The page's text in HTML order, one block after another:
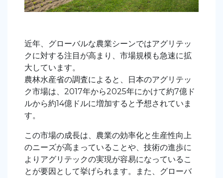
近年、グローバルな農業シーンではアグリテッ
クに対する注目が高まり、市場規模も急速に拡
大しています。
農林水産省の調査によると、日本のアグリテッ
ク市場は、2017年から2025年にかけて約7億ド
ルから約14億ドルに増加すると予想されていま
す。
この市場の成長は、農業の効率化と生産性向上
のニーズが高まっていることや、技術の進歩に
よりアグリテックの実現が容易になっているこ
とが要因として挙げられます。また、グローバ